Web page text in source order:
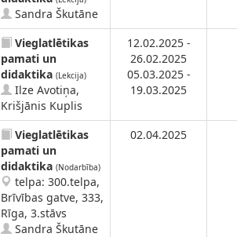
Sandra Škutāne
Vieglatlētikas
pamati un
didaktika (Lekcija)
Ilze Avotiņa,
Krišjānis Kuplis
12.02.2025 -
26.02.2025
05.03.2025 -
19.03.2025
Vieglatlētikas
pamati un
didaktika (Nodarbība)
telpa: 300.telpa,
Brīvības gatve, 333,
Rīga, 3.stāvs
Sandra Škutāne
02.04.2025